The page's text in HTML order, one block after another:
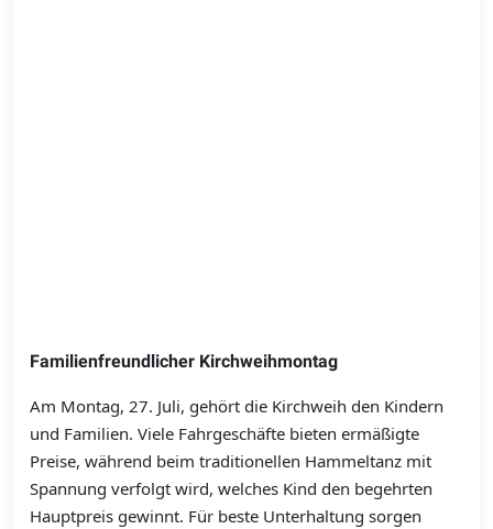
Familienfreundlicher Kirchweihmontag
Am Montag, 27. Juli, gehört die Kirchweih den Kindern
und Familien. Viele Fahrgeschäfte bieten ermäßigte
Preise, während beim traditionellen Hammeltanz mit
Spannung verfolgt wird, welches Kind den begehrten
Hauptpreis gewinnt. Für beste Unterhaltung sorgen